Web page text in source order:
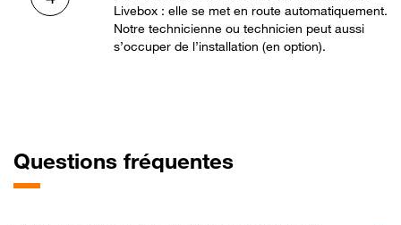
Livebox : elle se met en route automatiquement.
Notre technicienne ou technicien peut aussi
s’occuper de l’installation (en option).
Questions fréquentes